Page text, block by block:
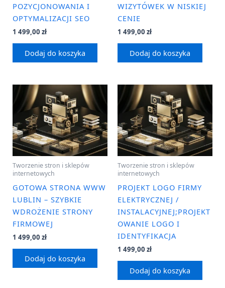
POZYCJONOWANIA I
OPTYMALIZACJI SEO
1 499,00 zł
Dodaj do koszyka
WIZYTÓWEK W NISKIEJ
CENIE
1 499,00 zł
Dodaj do koszyka
Tworzenie stron i sklepów
internetowych
GOTOWA STRONA WWW
LUBLIN – SZYBKIE
WDROŻENIE STRONY
FIRMOWEJ
1 499,00 zł
Dodaj do koszyka
Tworzenie stron i sklepów
internetowych
PROJEKT LOGO FIRMY
ELEKTRYCZNEJ /
INSTALACYJNEJ;PROJEKT
OWANIE LOGO I
IDENTYFIKACJA
1 499,00 zł
Dodaj do koszyka